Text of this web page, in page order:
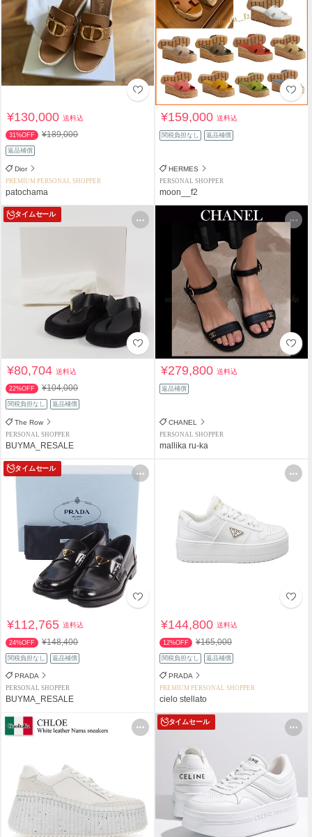
¥130,000送料込
31%OFF ¥189,000
返品補償
Dior
PREMIUM PERSONAL SHOPPER
patochama
¥159,000送料込
関税負担なし 返品補償
HERMES
PERSONAL SHOPPER
moon__f2
タイムセール
¥80,704送料込
22%OFF ¥104,000
関税負担なし 返品補償
The Row
PERSONAL SHOPPER
BUYMA_RESALE
¥279,800送料込
返品補償
CHANEL
PERSONAL SHOPPER
mallika ru-ka
タイムセール
¥112,765送料込
24%OFF ¥148,400
関税負担なし 返品補償
PRADA
PERSONAL SHOPPER
BUYMA_RESALE
¥144,800送料込
12%OFF ¥165,000
関税負担なし 返品補償
PRADA
PREMIUM PERSONAL SHOPPER
cielo stellato
タイムセール